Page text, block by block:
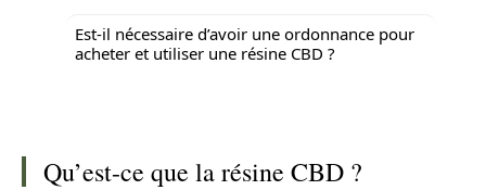
Est-il nécessaire d’avoir une ordonnance pour
acheter et utiliser une résine CBD ?
Qu’est-ce que la résine CBD ?